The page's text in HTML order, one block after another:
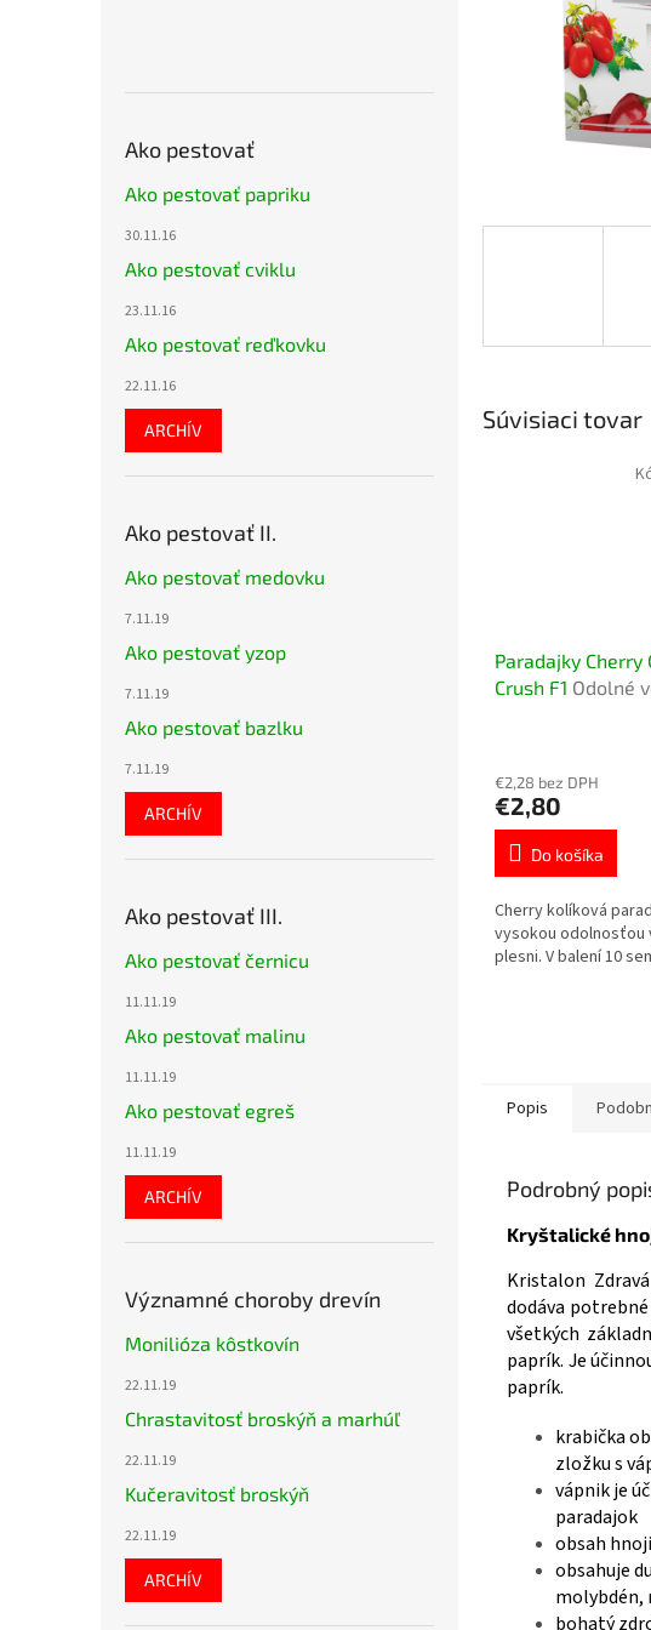
Ako pestovať
Ako pestovať papriku
30.11.16
Ako pestovať cviklu
23.11.16
Ako pestovať reďkovku
22.11.16
ARCHÍV
Ako pestovať II.
Ako pestovať medovku
7.11.19
Ako pestovať yzop
7.11.19
Ako pestovať bazlku
7.11.19
ARCHÍV
Ako pestovať III.
Ako pestovať černicu
11.11.19
Ako pestovať malinu
11.11.19
Ako pestovať egreš
11.11.19
ARCHÍV
Významné choroby drevín
Monilióza kôstkovín
22.11.19
Chrastavitosť broskýň a marhúľ
22.11.19
Kučeravitosť broskýň
22.11.19
ARCHÍV
Súvisiaci tovar
Paradajky Cherry
Crush F1 Odolné
€2,28 bez DPH
€2,80
Do košíka
Cherry kolíková
vysokou odolnosťou
plesni. V balení 10
Popis
Podrobný
Kryštalické
Kristalon
dodáva
všetkých
paprík. Je
paprík.
krabička
zložku s
vápnik je
paradajok
obsah
obsahuje
molybdén,
bohatý